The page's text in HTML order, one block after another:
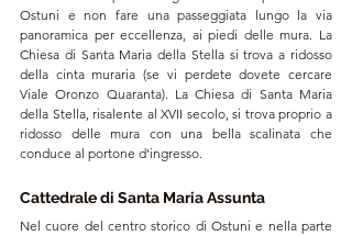
Ostuni e non fare una passeggiata lungo la via
panoramica per eccellenza, ai piedi delle mura. La
Chiesa di Santa Maria della Stella si trova a ridosso
della cinta muraria (se vi perdete dovete cercare
Viale Oronzo Quaranta). La Chiesa di Santa Maria
della Stella, risalente al XVII secolo, si trova proprio a
ridosso delle mura con una bella scalinata che
conduce al portone d'ingresso.
Cattedrale di Santa Maria Assunta
Nel cuore del centro storico di Ostuni e nella parte